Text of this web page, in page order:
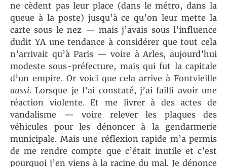
ne cèdent pas leur place (dans le métro, dans la
queue à la poste) jusqu’à ce qu’on leur mette la
carte sous le nez — mais j’avais sous l’influence
dudit YA une tendance à considérer que tout cela
n’arrivait qu’à Paris — voire à Arles, aujourd’hui
modeste sous-préfecture, mais qui fut la capitale
d’un empire. Or voici que cela arrive à Fontvieille
aussi. Lorsque je l’ai constaté, j’ai failli avoir une
réaction violente. Et me livrer à des actes de
vandalisme — voire relever les plaques des
véhicules pour les dénoncer à la gendarmerie
municipale. Mais une réflexion rapide m’a permis
de me rendre compte que c’était inutile et c’est
pourquoi j’en viens à la racine du mal. Je dénonce